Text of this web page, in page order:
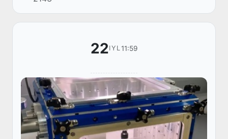
22IYL11:59